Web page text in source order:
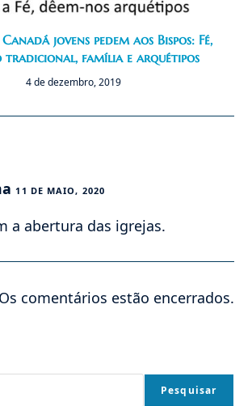
jovens pedem aos Bispos: Fé,
tradicional, família e arquétipos
4 de dezembro, 2019
11 DE MAIO, 2020
a abertura das igrejas.
Os comentários estão encerrados.
Pesquisar